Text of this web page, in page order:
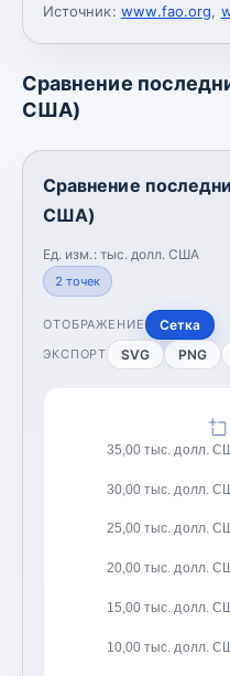
Источник: www.fao.org,
Сравнение
США)
Сравнение
США)
Ед. изм.: тыс. долл. США
2 точек
ОТОБРАЖЕНИЕ Сетка
ЭКСПОРТ SVG PNG
10,00 тыс. долл.
15,00 тыс. долл.
20,00 тыс. долл.
25,00 тыс. долл.
30,00 тыс. долл.
35,00 тыс. долл.